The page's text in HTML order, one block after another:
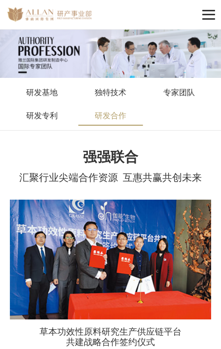
研发基地 独特技术 专家团队
研发专利 研发合作
强强联合
汇聚行业尖端合作资源 互惠共赢共创未来
草本功效性原料研究生产供应链平台
共建战略合作签约仪式